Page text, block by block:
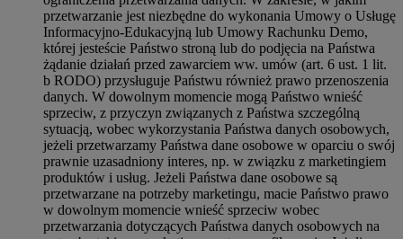
przetwarzanie jest niezbędne do wykonania Umowy o Usługę
Informacyjno-Edukacyjną lub Umowy Rachunku Demo,
której jesteście Państwo stroną lub do podjęcia na Państwa
żądanie działań przed zawarciem ww. umów (art. 6 ust. 1 lit.
b RODO) przysługuje Państwu również prawo przenoszenia
danych. W dowolnym momencie mogą Państwo wnieść
sprzeciw, z przyczyn związanych z Państwa szczególną
sytuacją, wobec wykorzystania Państwa danych osobowych,
jeżeli przetwarzamy Państwa dane osobowe w oparciu o swój
prawnie uzasadniony interes, np. w związku z marketingiem
produktów i usług. Jeżeli Państwa dane osobowe są
przetwarzane na potrzeby marketingu, macie Państwo prawo
w dowolnym momencie wnieść sprzeciw wobec
przetwarzania dotyczących Państwa danych osobowych na